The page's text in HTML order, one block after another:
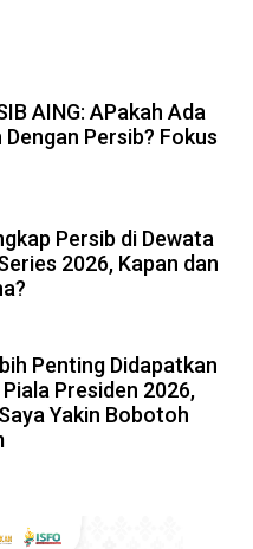
AING: APakah Ada
Dengan Persib? Fokus
Persib di Dewata
2026, Kapan dan
Penting Didapatkan
Presiden 2026,
Yakin Bobotoh